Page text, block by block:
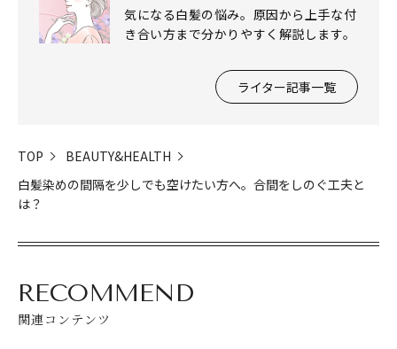
気になる白髪の悩み。原因から上手な付
き合い方まで分かりやすく解説します。
ライター記事一覧
TOP
BEAUTY&HEALTH
白髪染めの間隔を少しでも空けたい方へ。合間をしのぐ工夫と
は？
RECOMMEND
関連コンテンツ